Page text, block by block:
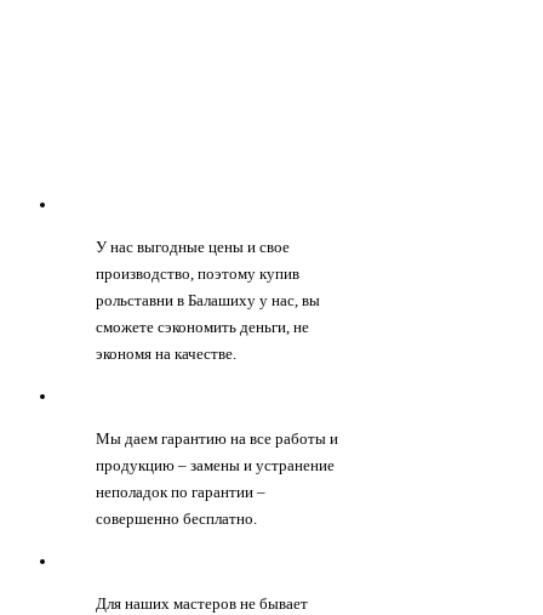
У нас выгодные цены и свое
производство, поэтому купив
рольставни в Балашиху у нас, вы
сможете сэкономить деньги, не
экономя на качестве.
Мы даем гарантию на все работы и
продукцию – замены и устранение
неполадок по гарантии –
совершенно бесплатно.
Для наших мастеров не бывает